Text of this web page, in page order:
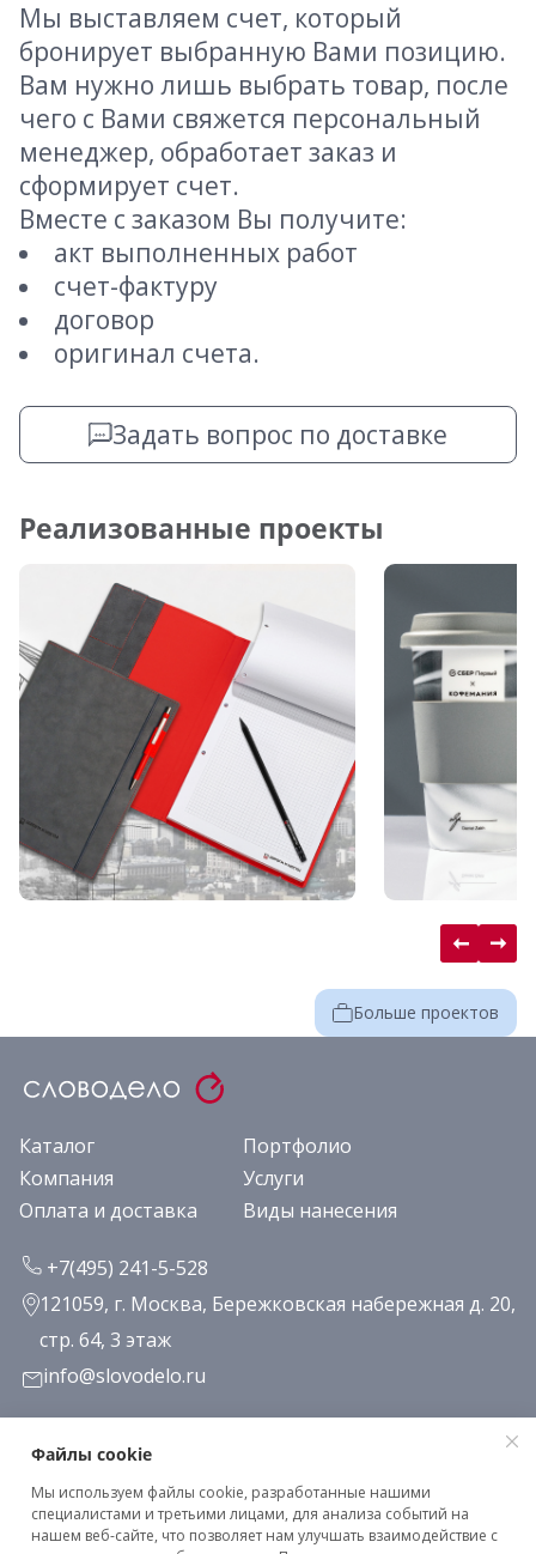
Мы выставляем счет, который
бронирует выбранную Вами позицию.
Вам нужно лишь выбрать товар, после
чего с Вами свяжется персональный
менеджер, обработает заказ и
сформирует счет.
Вместе с заказом Вы получите:
акт выполненных работ
счет-фактуру
договор
оригинал счета.
Задать вопрос по доставке
Реализованные проекты
Больше проектов
Каталог
Портфолио
Компания
Услуги
Оплата и доставка
Виды нанесения
+7(495) 241-5-528
121059, г. Москва, Бережковская набережная д. 20,
стр. 64, 3 этаж
info@slovodelo.ru
Заказать звонок
Подписаться на рассылку
Файлы cookie
Мы используем файлы cookie, разработанные нашими
специалистами и третьими лицами, для анализа событий на
нашем веб-сайте, что позволяет нам улучшать взаимодействие с